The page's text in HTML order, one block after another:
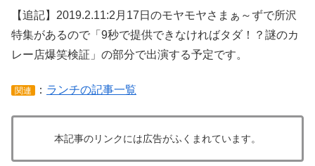
【追記】2019.2.11:2月17日のモヤモヤさまぁ～ずで所沢
特集があるので「9秒で提供できなければタダ！？謎のカ
レー店爆笑検証」の部分で出演する予定です。
関連 ： ランチの記事一覧
本記事のリンクには広告がふくまれています。